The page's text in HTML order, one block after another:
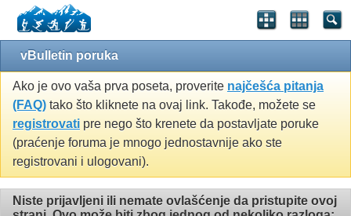
vBulletin poruka
Ako je ovo vaša prva poseta, proverite najčešća pitanja
(FAQ) tako što kliknete na ovaj link. Takođe, možete se
registrovati pre nego što krenete da postavljate poruke
(praćenje foruma je mnogo jednostavnije ako ste
registrovani i ulogovani).
Niste prijavljeni ili nemate ovlašćenje da pristupite ovoj